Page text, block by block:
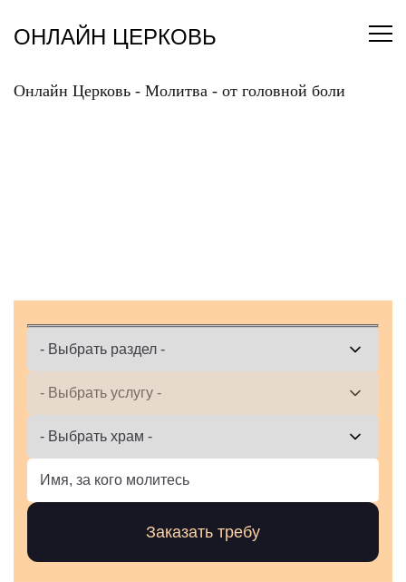
содержанию
ОНЛАЙН ЦЕРКОВЬ
Онлайн Церковь - Молитва - от головной боли